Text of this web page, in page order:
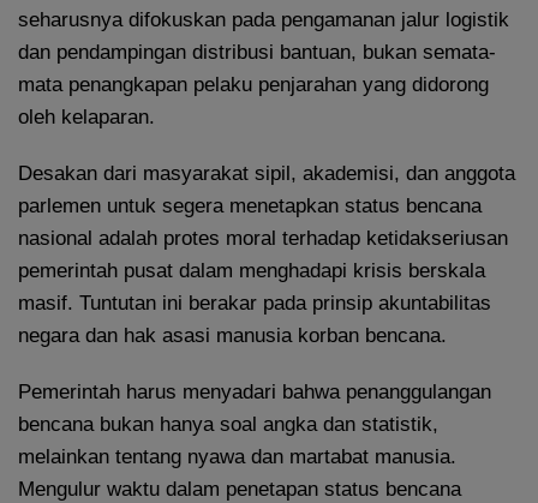
seharusnya difokuskan pada pengamanan jalur logistik
dan pendampingan distribusi bantuan, bukan semata-
mata penangkapan pelaku penjarahan yang didorong
oleh kelaparan.
Desakan dari masyarakat sipil, akademisi, dan anggota
parlemen untuk segera menetapkan status bencana
nasional adalah protes moral terhadap ketidakseriusan
pemerintah pusat dalam menghadapi krisis berskala
masif. Tuntutan ini berakar pada prinsip akuntabilitas
negara dan hak asasi manusia korban bencana.
Pemerintah harus menyadari bahwa penanggulangan
bencana bukan hanya soal angka dan statistik,
melainkan tentang nyawa dan martabat manusia.
Mengulur waktu dalam penetapan status bencana